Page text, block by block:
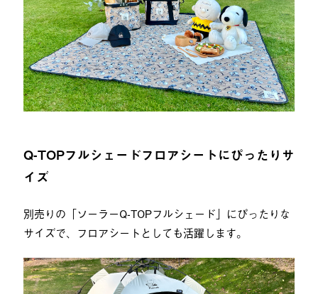
Q-TOPフルシェードフロアシートにぴったりサ
イズ
別売りの「ソーラーQ-TOPフルシェード」にぴったりな
サイズで、フロアシートとしても活躍します。